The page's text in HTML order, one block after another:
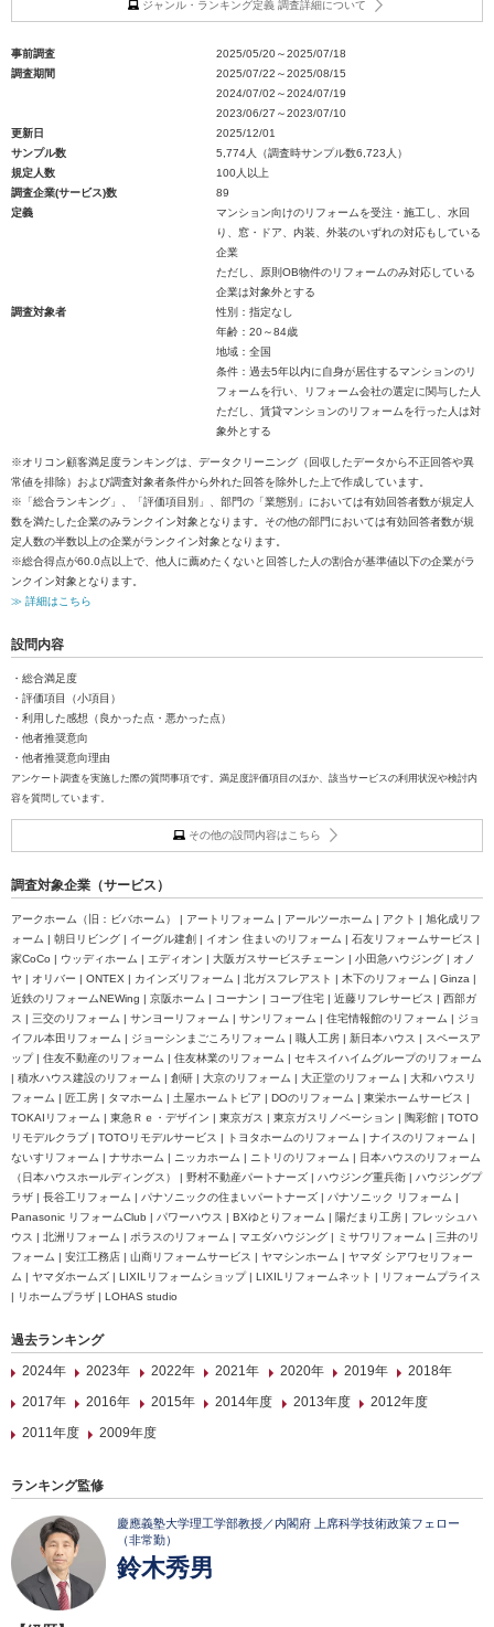
ジャンル・ランキング定義 調査詳細について
事前調査
2025/05/20～2025/07/18
調査期間
2025/07/22～2025/08/15
2024/07/02～2024/07/19
2023/06/27～2023/07/10
更新日
2025/12/01
サンプル数
5,774人（調査時サンプル数6,723人）
規定人数
100人以上
調査企業(サービス)数
89
定義
マンション向けのリフォームを受注・施工し、水回
り、窓・ドア、内装、外装のいずれの対応もしている
企業
ただし、原則OB物件のリフォームのみ対応している
企業は対象外とする
調査対象者
性別：指定なし
年齢：20～84歳
地域：全国
条件：過去5年以内に自身が居住するマンションのリ
フォームを行い、リフォーム会社の選定に関与した人
ただし、賃貸マンションのリフォームを行った人は対
象外とする
※オリコン顧客満足度ランキングは、データクリーニング（回収したデータから不正回答や異
常値を排除）および調査対象者条件から外れた回答を除外した上で作成しています。
※「総合ランキング」、「評価項目別」、部門の「業態別」においては有効回答者数が規定人
数を満たした企業のみランクイン対象となります。その他の部門においては有効回答者数が規
定人数の半数以上の企業がランクイン対象となります。
※総合得点が60.0点以上で、他人に薦めたくないと回答した人の割合が基準値以下の企業がラ
ンクイン対象となります。
≫ 詳細はこちら
設問内容
・総合満足度
・評価項目（小項目）
・利用した感想（良かった点・悪かった点）
・他者推奨意向
・他者推奨意向理由
アンケート調査を実施した際の質問事項です。満足度評価項目のほか、該当サービスの利用状況や検討内
容を質問しています。
その他の設問内容はこちら
調査対象企業（サービス）
アークホーム（旧：ビバホーム） | アートリフォーム | アールツーホーム | アクト | 旭化成リフ
ォーム | 朝日リビング | イーグル建創 | イオン 住まいのリフォーム | 石友リフォームサービス |
家CoCo | ウッディホーム | エディオン | 大阪ガスサービスチェーン | 小田急ハウジング | オノ
ヤ | オリバー | ONTEX | カインズリフォーム | 北ガスフレアスト | 木下のリフォーム | Ginza |
近鉄のリフォームNEWing | 京阪ホーム | コーナン | コープ住宅 | 近藤リフレサービス | 西部ガ
ス | 三交のリフォーム | サンヨーリフォーム | サンリフォーム | 住宅情報館のリフォーム | ジョ
イフル本田リフォーム | ジョーシンまごころリフォーム | 職人工房 | 新日本ハウス | スペースア
ップ | 住友不動産のリフォーム | 住友林業のリフォーム | セキスイハイムグループのリフォーム
| 積水ハウス建設のリフォーム | 創研 | 大京のリフォーム | 大正堂のリフォーム | 大和ハウスリ
フォーム | 匠工房 | タマホーム | 土屋ホームトピア | DOのリフォーム | 東栄ホームサービス |
TOKAIリフォーム | 東急Ｒｅ・デザイン | 東京ガス | 東京ガスリノベーション | 陶彩館 | TOTO
リモデルクラブ | TOTOリモデルサービス | トヨタホームのリフォーム | ナイスのリフォーム |
ないすリフォーム | ナサホーム | ニッカホーム | ニトリのリフォーム | 日本ハウスのリフォーム
（日本ハウスホールディングス） | 野村不動産パートナーズ | ハウジング重兵衛 | ハウジングプ
ラザ | 長谷工リフォーム | パナソニックの住まいパートナーズ | パナソニック リフォーム |
Panasonic リフォームClub | パワーハウス | BXゆとりフォーム | 陽だまり工房 | フレッシュハ
ウス | 北洲リフォーム | ポラスのリフォーム | マエダハウジング | ミサワリフォーム | 三井のリ
フォーム | 安江工務店 | 山商リフォームサービス | ヤマシンホーム | ヤマダ シアワセリフォー
ム | ヤマダホームズ | LIXILリフォームショップ | LIXILリフォームネット | リフォームプライス
| リホームプラザ | LOHAS studio
過去ランキング
2024年
2023年 2022年 2021年 2020年 2019年
2018年
2017年
2016年 2015年 2014年度 2013年度
2012年度
2011年度
2009年度
ランキング監修
慶應義塾大学理工学部教授／内閣府 上席科学技術政策フェロー
（非常勤）
鈴木秀男